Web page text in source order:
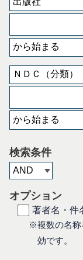
検索条件
オプション
著者名・件
※複数の名称
効です。